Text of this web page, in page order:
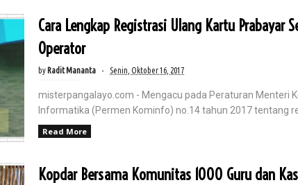
Cara Lengkap Registrasi Ulang Kartu Prabayar
Operator
by Radit Mananta Senin, Oktober 16, 2017
misterpangalayo.com - Mengacu pada Peraturan Menteri
Informatika (Permen Kominfo) no.14 tahun 2017 tentang
Read More
Kopdar Bersama Komunitas 1000 Guru dan